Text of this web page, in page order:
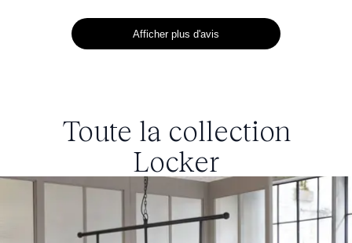
Afficher plus d'avis
Toute la collection
Locker